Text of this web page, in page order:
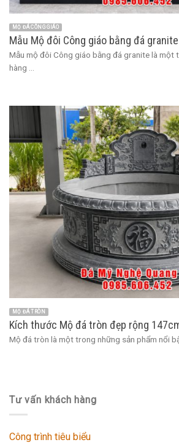
MỘ ĐÁ CÔNG GIÁO
Mẫu Mộ đôi Công giáo bằng đá
Mẫu mộ đôi Công giáo bằng đá granite là một
hàng ...
MỘ ĐÁ TRÒN
Kích thước Mộ đá tròn đẹp rộng
Mộ đá tròn là một trong những sản phẩm nổi
Tư vấn khách hàng
Công trình tiêu biểu